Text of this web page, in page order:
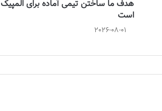
هدف ما ساختن تیمی آماده برای المپیک
است
2026-08-01